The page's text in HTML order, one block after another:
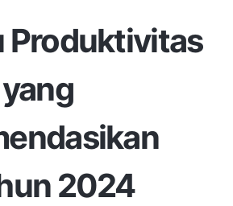
Produktivitas
2024